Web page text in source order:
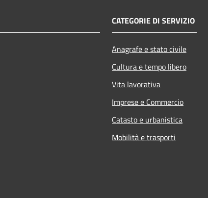
CATEGORIE DI SERVIZIO
Anagrafe e stato civile
Cultura e tempo libero
Vita lavorativa
Imprese e Commercio
Catasto e urbanistica
Mobilità e trasporti